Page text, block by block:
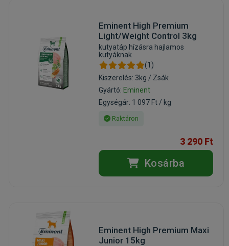
Eminent High Premium
Light/Weight Control 3kg
kutyatáp hízásra hajlamos
kutyáknak
(1)
Kiszerelés: 3kg / Zsák
Gyártó: Eminent
Egységár: 1 097 Ft / kg
Raktáron
3 290 Ft
Kosárba
Eminent High Premium Maxi
Junior 15kg